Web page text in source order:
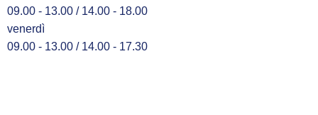
09.00 - 13.00 / 14.00 - 18.00
venerdì
09.00 - 13.00 / 14.00 - 17.30